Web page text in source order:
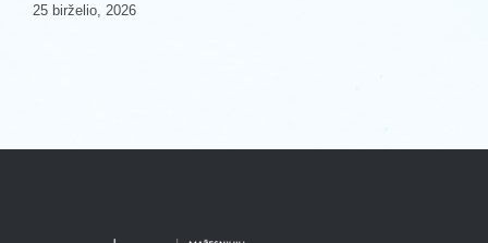
25 birželio, 2026